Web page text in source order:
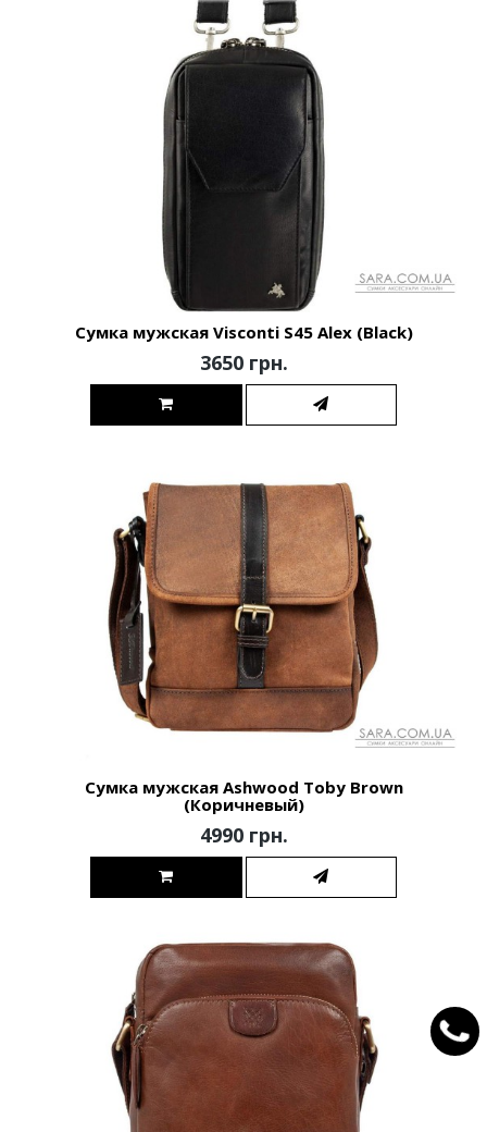
Сумка мужская Visconti S45 Alex (Black)
3650 грн.
Сумка мужская Ashwood Toby Brown
(Коричневый)
4990 грн.